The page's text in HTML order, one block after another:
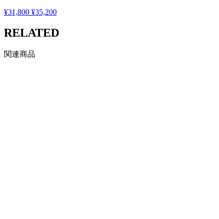
¥31,800 ¥35,200
RELATED
関連商品